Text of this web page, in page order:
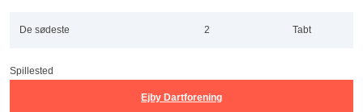
De sødeste 2 Tabt
Spillested
Ejby Dartforening